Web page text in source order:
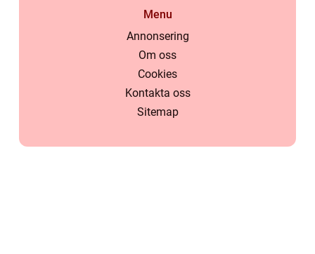
Menu
Annonsering
Om oss
Cookies
Kontakta oss
Sitemap